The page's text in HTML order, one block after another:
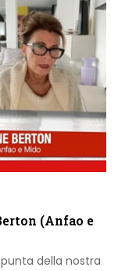
(Anfao e
della nostra